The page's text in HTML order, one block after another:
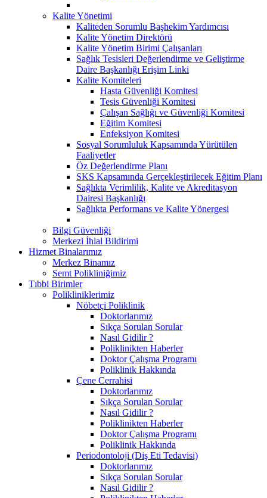
Kalite Yönetimi
Kaliteden Sorumlu Başhekim Yardımcısı
Kalite Yönetim Direktörü
Kalite Yönetim Birimi Çalışanları
Sağlık Tesisleri Değerlendirme ve Geliştirme
Daire Başkanlığı Erişim Linki
Kalite Komiteleri
Hasta Güvenliği Komitesi
Tesis Güvenliği Komitesi
Çalışan Sağlığı ve Güvenliği Komitesi
Eğitim Komitesi
Enfeksiyon Komitesi
Sosyal Sorumluluk Kapsamında Yürütülen
Faaliyetler
Öz Değerlendirme Planı
SKS Kapsamında Gerçekleştirilecek Eğitim Planı
Sağlıkta Verimlilik, Kalite ve Akreditasyon
Dairesi Başkanlığı
Sağlıkta Performans ve Kalite Yönergesi
Bilgi Güvenliği
Merkezi İhlal Bildirimi
Hizmet Binalarımız
Merkez Binamız
Semt Polikliniğimiz
Tıbbi Birimler
Polikliniklerimiz
Nöbetçi Poliklinik
Doktorlarımız
Sıkça Sorulan Sorular
Nasıl Gidilir ?
Poliklinikten Haberler
Doktor Çalışma Programı
Poliklinik Hakkında
Çene Cerrahisi
Doktorlarımız
Sıkça Sorulan Sorular
Nasıl Gidilir ?
Poliklinikten Haberler
Doktor Çalışma Programı
Poliklinik Hakkında
Periodontoloji (Diş Eti Tedavisi)
Doktorlarımız
Sıkça Sorulan Sorular
Nasıl Gidilir ?